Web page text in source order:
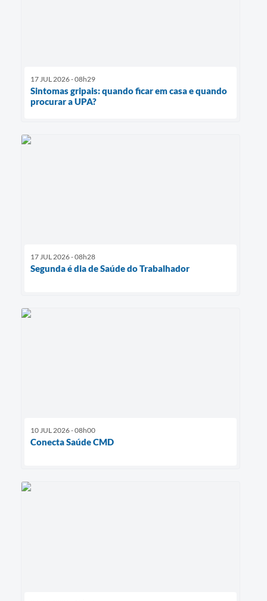
17 JUL 2026 - 08h29
Sintomas gripais: quando ficar em casa e quando
procurar a UPA?
17 JUL 2026 - 08h28
Segunda é dia de Saúde do Trabalhador
10 JUL 2026 - 08h00
Conecta Saúde CMD